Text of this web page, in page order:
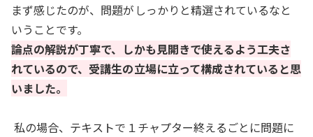
まず感じたのが、問題がしっかりと精選されているなと
いうことです。
論点の解説が丁寧で、しかも見開きで使えるよう工夫さ
れているので、受講生の立場に立って構成されていると思
いました。
私の場合、テキストで１チャプター終えるごとに問題に